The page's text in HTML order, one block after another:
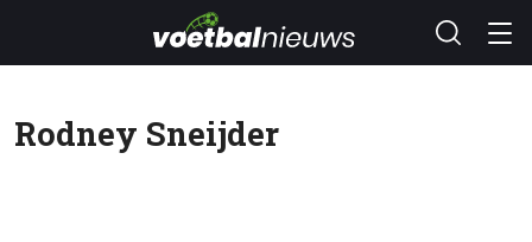
Rodney Sneijder